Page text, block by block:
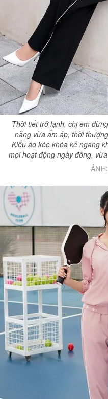
0906 645 777
Đặt báo Quảng cáo
Tổng biên tập: Nguyễn Ngọc
Phó tổng biên tập: Hải Thành
Ủy viên Ban biên tập - Tổng
Giấy phép xuất bản số 110/GP
© 2003-2026 Bản quyền
dưới mọi hình thức nếu
Phát triển bởi ePi
Thời tiết trở lạnh, chị em
năng vừa ấm áp, thời
Kiểu áo kéo khóa kẻ ngang
mọi hoạt động ngày đông,